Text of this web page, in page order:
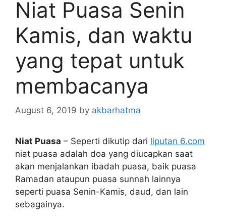
Niat Puasa Senin
Kamis, dan waktu
yang tepat untuk
membacanya
August 6, 2019 by akbarhatma
Niat Puasa – Seperti dikutip dari liputan 6.com
niat puasa adalah doa yang diucapkan saat
akan menjalankan ibadah puasa, baik puasa
Ramadan ataupun puasa sunnah lainnya
seperti puasa Senin-Kamis, daud, dan lain
sebagainya.